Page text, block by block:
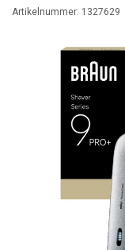
Artikelnummer: 1327629